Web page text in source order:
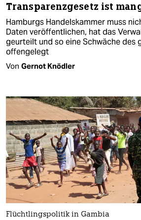
Transparenzgesetz ist
Hamburgs Handelskammer muss
Daten veröffentlichen, hat das
geurteilt und so eine Schwäche des
offengelegt
Von Gernot Knödler
Flüchtlingspolitik in Gambia